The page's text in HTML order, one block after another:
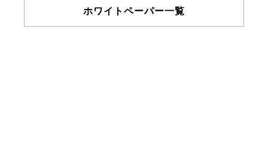
ホワイトペーパー一覧